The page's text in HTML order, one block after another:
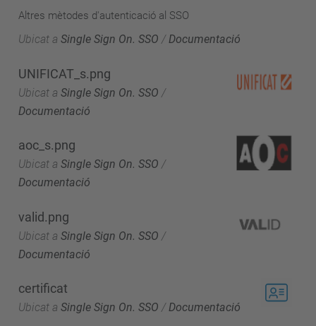
Altres mètodes d'autenticació al SSO
Ubicat a Single Sign On. SSO /Documentació
UNIFICAT_s.png
Ubicat a Single Sign On. SSO /
Documentació
aoc_s.png
Ubicat a Single Sign On. SSO /
Documentació
valid.png
Ubicat a Single Sign On. SSO /
Documentació
certificat
Ubicat a Single Sign On. SSO /Documentació